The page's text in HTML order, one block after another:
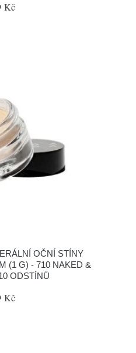
Kč
OČNÍ STÍNY
(1 G) - 710 NAKED &
ODSTÍNŮ
Kč